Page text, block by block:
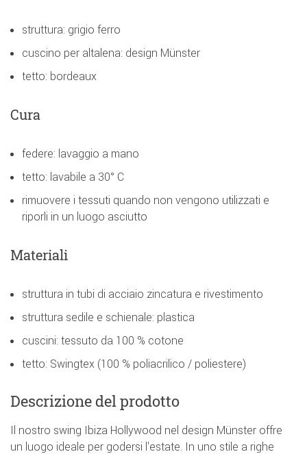
struttura: grigio ferro
cuscino per altalena: design Münster
tetto: bordeaux
Cura
federe: lavaggio a mano
tetto: lavabile a 30° C
rimuovere i tessuti quando non vengono utilizzati e
riporli in un luogo asciutto
Materiali
struttura in tubi di acciaio zincatura e rivestimento
struttura sedile e schienale: plastica
cuscini: tessuto da 100 % cotone
tetto: Swingtex (100 % poliacrilico / poliestere)
Descrizione del prodotto
Il nostro swing Ibiza Hollywood nel design Münster offre
un luogo ideale per godersi l'estate. In uno stile a righe